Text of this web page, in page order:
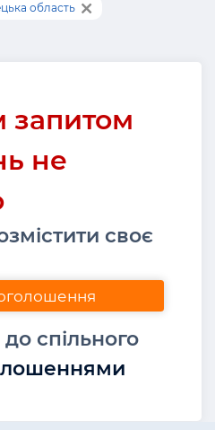
область
не
своє
спільного